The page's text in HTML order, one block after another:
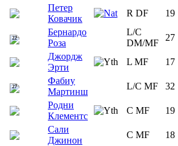
Петер
Ковачик
R DF 19
22
Бернардо
Роза
L/C
DM/MF
27
Джордж
Эрти
L MF 17
27
Фабиу
Мартинш
L/C MF 32
Родни
Клементс
C MF 19
Сали
Джинон
C MF 18